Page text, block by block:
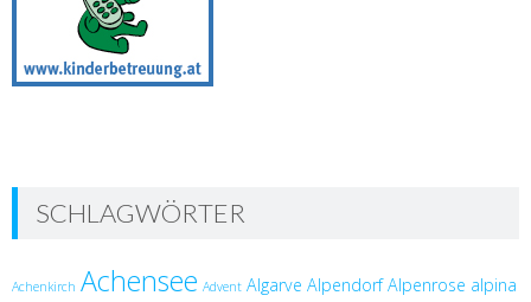
SCHLAGWÖRTER
Achenkirch Achensee Advent Algarve Alpendorf Alpenrose alpina